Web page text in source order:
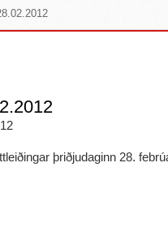
þriðjudaginn 28.